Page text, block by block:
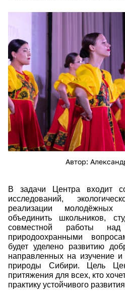
17img_3315_resized.jpg
Автор:
В задачи Центра входит
исследований,
реализации молодёжных
объединить школьников,
совместной работы над
природоохранными
будет уделено развитию
направленных на изучение и
природы Сибири. Цель
притяжения для всех, кто
практику устойчивого